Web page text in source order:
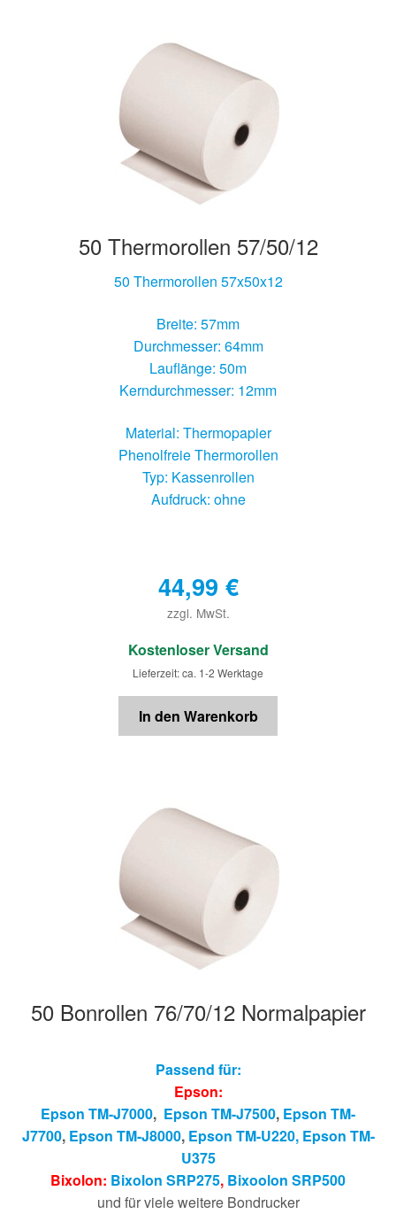
50 Thermorollen 57/50/12
50 Thermorollen 57x50x12
Breite: 57mm
Durchmesser: 64mm
Lauflänge: 50m
Kerndurchmesser: 12mm
Material: Thermopapier
Phenolfreie Thermorollen
Typ: Kassenrollen
Aufdruck: ohne
44,99 €
zzgl. MwSt.
€
Kostenloser Versand
Lieferzeit: ca. 1-2 Werktage
In den Warenkorb
50 Bonrollen 76/70/12 Normalpapier
Passend für:
Epson:
Epson TM-J7000, Epson TM-J7500, Epson TM-
J7700, Epson TM-J8000, Epson TM-U220, Epson TM-
U375
Bixolon: Bixolon SRP275, Bixoolon SRP500
und für viele weitere Bondrucker